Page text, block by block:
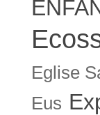
Eglise
Eus